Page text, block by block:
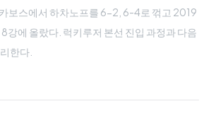
보스에서 하차노프를 6-2, 6-4로 꺾고 2019
8강에 올랐다. 럭키루저 본선 진입 과정과 다음
한다.